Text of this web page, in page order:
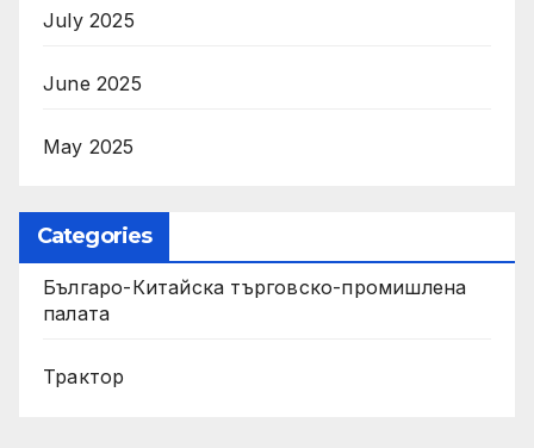
July 2025
June 2025
May 2025
Categories
Българо-Китайска търговско-промишлена
палата
Трактор